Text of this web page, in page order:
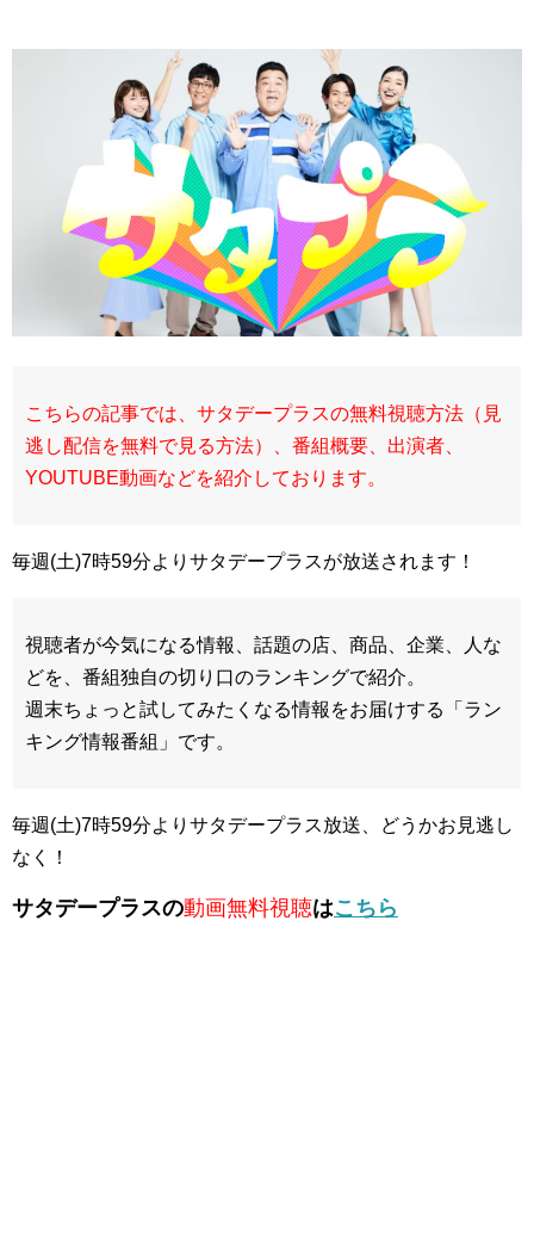
こちらの記事では、サタデープラスの無料視聴方法（見
逃し配信を無料で見る方法）、番組概要、出演者、
YOUTUBE動画などを紹介しております。
毎週(土)7時59分よりサタデープラスが放送されます！
視聴者が今気になる情報、話題の店、商品、企業、人な
どを、番組独自の切り口のランキングで紹介。
週末ちょっと試してみたくなる情報をお届けする「ラン
キング情報番組」です。
毎週(土)7時59分よりサタデープラス放送、どうかお見逃し
なく！
サタデープラスの動画無料視聴はこちら